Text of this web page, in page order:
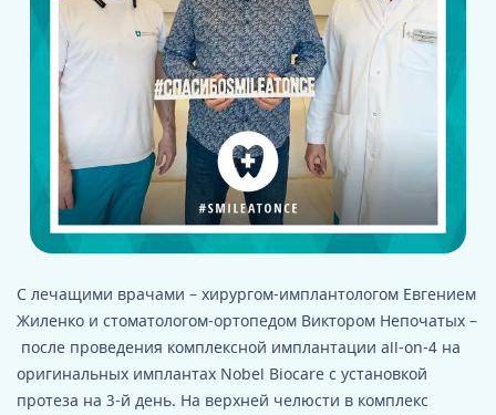
С лечащими врачами – хирургом-имплантологом Евгением
Жиленко и стоматологом-ортопедом Виктором Непочатых –
после проведения комплексной имплантации all-on-4 на
оригинальных имплантах Nobel Biocare с установкой
протеза на 3-й день. На верхней челюсти в комплекс